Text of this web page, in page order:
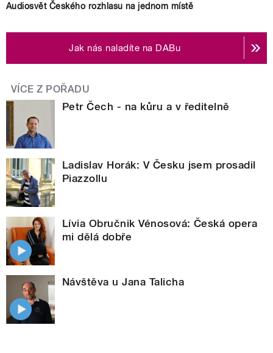
Audiosvět Českého rozhlasu na jednom místě
Jak nás naladíte na DABu
VÍCE Z POŘADU
Petr Čech - na kůru a v ředitelně
Ladislav Horák: V Česku jsem prosadil
Piazzollu
Lívia Obručnik Vénosová: Česká opera
mi dělá dobře
Návštěva u Jana Talicha